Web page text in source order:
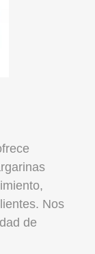
Nos